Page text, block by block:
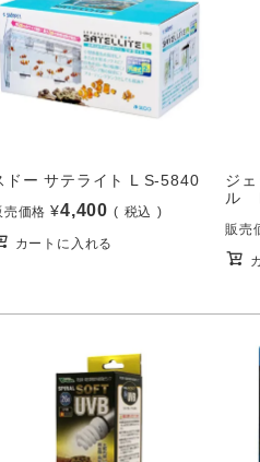
ドー サテライト L S-5840
売価格 ¥4,400 税込
カートに入れる
ジ
ル
販売